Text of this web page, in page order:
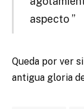
aspecto ”
Queda por ver
antigua gloria